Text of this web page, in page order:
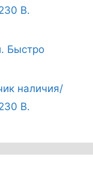
В.
Быстро
наличия/
В.